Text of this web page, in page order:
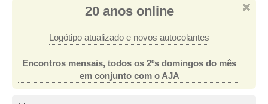
20 anos online
Logótipo atualizado e novos autocolantes
Encontros mensais, todos os 2ºs domingos do mês
em conjunto com o AJA